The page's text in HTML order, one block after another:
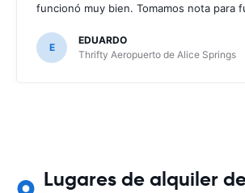
funcionó muy bien. Tomamos nota para
E
EDUARDO
Thrifty Aeropuerto de Alice Springs
Lugares de alquiler